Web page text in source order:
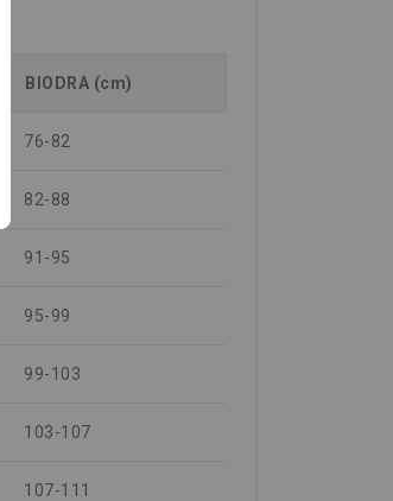
BIODRA (cm)
76-82
82-88
91-95
95-99
99-103
103-107
107-111